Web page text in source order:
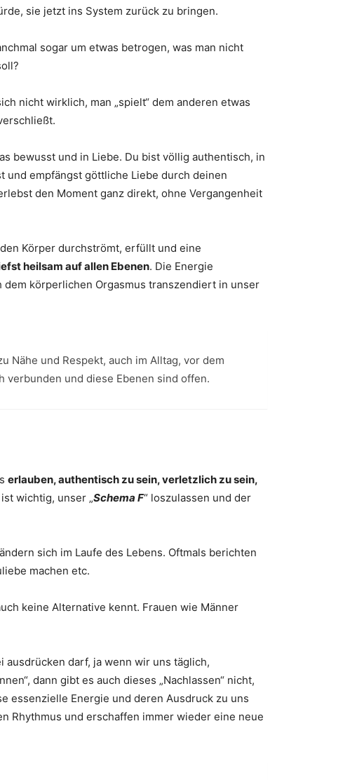
sie jetzt ins System zurück zu bringen.
sogar um etwas betrogen, was man nicht
nicht wirklich, man „spielt“ dem anderen etwas
bewusst und in Liebe. Du bist völlig authentisch, in
und empfängst göttliche Liebe durch deinen
den Moment ganz direkt, ohne Vergangenheit
Körper durchströmt, erfüllt und eine
heilsam auf allen Ebenen. Die Energie
körperlichen Orgasmus transzendiert in unser
Nähe und Respekt, auch im Alltag, vor dem
verbunden und diese Ebenen sind offen.
erlauben, authentisch zu sein, verletzlich zu sein,
wichtig, unser „Schema F“ loszulassen und der
sich im Laufe des Lebens. Oftmals berichten
machen etc.
keine Alternative kennt. Frauen wie Männer
darf, ja wenn wir uns täglich,
dann gibt es auch dieses „Nachlassen“ nicht,
essenzielle Energie und deren Ausdruck zu uns
Rhythmus und erschaffen immer wieder eine neue